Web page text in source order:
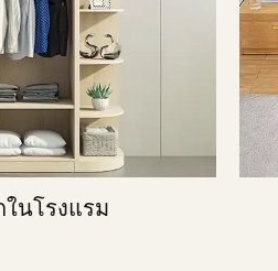
นโรงแรม